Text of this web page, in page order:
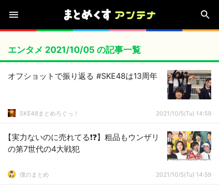
エンタメ 2021/10/05 の記事一覧
オフショットで振り返る #SKE48は13周年
SKE48まとめろぐっ！ 2021/10/5(Tu) 14:59
【実力ないのに売れてる❗❓】粗品もウンザリ
の第7世代の4大戦犯
僕のまとめ 2021/10/5(Tu) 14:59